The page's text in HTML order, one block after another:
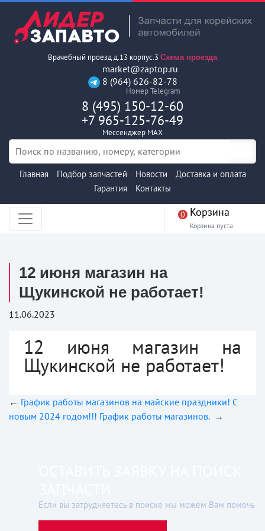
Врачебный проезд д.13 корпус.3 Схема проезда
market@zaptop.ru
8 (964) 626-82-78
Номер Telegram
8 (495) 150-12-60
+7 965-125-76-49
Мессенджер MAX
Главная Подбор запчастей Новости
Доставка и оплата
Гарантия
Контакты
0 Корзина
Корзина пуста
12 июня магазин на
Щукинской не работает!
11.06.2023
12 июня магазин на
Щукинской не работает!
← График работы магазинов на майские праздники! С
новым 2024 годом!!! График работы магазинов. →
Если вы затрудняетесь в поиске мы можем Вам помочь